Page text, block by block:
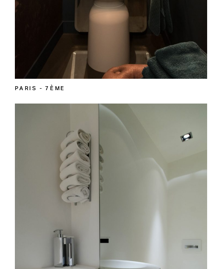
PARIS - 7ÈME